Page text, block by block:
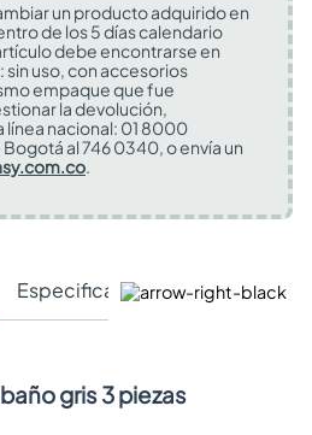
un producto adquirido en
de los 5 días calendario
debe encontrarse en
uso, con accesorios
empaque que fue
la devolución,
línea nacional: 01 8000
al 746 0340, o envía un
.
Especificaciones Técnicas
gris 3 piezas